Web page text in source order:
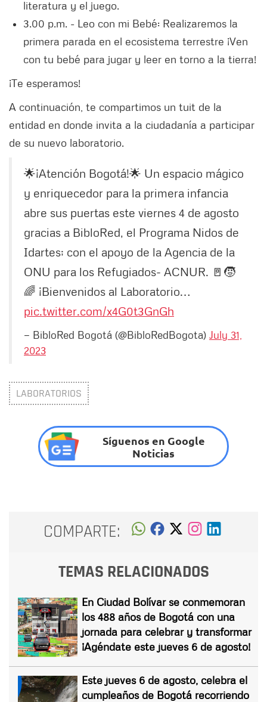
literatura y el juego.
3.00 p.m. - Leo con mi Bebé: Realizaremos la
primera parada en el ecosistema terrestre ¡Ven
con tu bebé para jugar y leer en torno a la tierra!
¡Te esperamos!
A continuación, te compartimos un tuit de la
entidad en donde invita a la ciudadanía a participar
de su nuevo laboratorio.
🌟¡Atención Bogotá!🌟 Un espacio mágico
y enriquecedor para la primera infancia
abre sus puertas este viernes 4 de agosto
gracias a BibloRed, el Programa Nidos de
Idartes; con el apoyo de la Agencia de la
ONU para los Refugiados- ACNUR. 🚪🧒
🌈 ¡Bienvenidos al Laboratorio…
pic.twitter.com/x4G0t3GnGh
— BibloRed Bogotá (@BibloRedBogota) July 31,
2023
LABORATORIOS
Síguenos en Google
Noticias
COMPARTE:
TEMAS RELACIONADOS
En Ciudad Bolívar se conmemoran
los 488 años de Bogotá con una
jornada para celebrar y transformar
¡Agéndate este jueves 6 de agosto!
Este jueves 6 de agosto, celebra el
cumpleaños de Bogotá recorriendo